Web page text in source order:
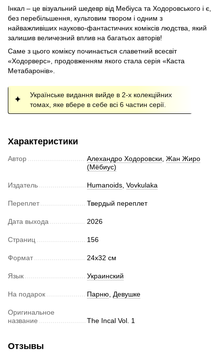
Інкал – це візуальний шедевр від Мебіуса та Ходоровського і є,
без перебільшення, культовим твором і одним з
найважливіших науково-фантастичних коміксів людства, який
залишив величезний вплив на багатьох авторів!
Саме з цього коміксу починається славетний всесвіт
«Ходорверс», продовженням якого стала серія «Каста
Метабаронів».
Українське видання вийде в 2-х колекційних
томах, яке вбере в себе всі 6 частин серії.
Характеристики
Автор Алехандро Ходоровски, Жан Жиро
(Мёбиус)
Издатель Humanoids, Vovkulaka
Переплет Твердый переплет
Дата выхода 2026
Страниц 156
Формат 24x32 cм
Язык Украинский
На подарок Парню, Девушке
Оригинальное
название
The Incal Vol. 1
Отзывы